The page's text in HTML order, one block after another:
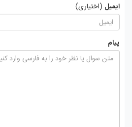
ایمیل (اختیاری)
پیام